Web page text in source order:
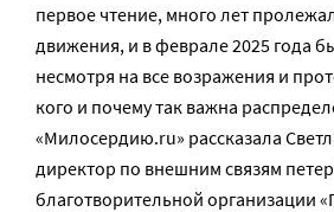
первое чтение, много лет
движения, и в феврале 2025 года
несмотря на все возражения и
кого и почему так важна
«Милосердию.ru» рассказала
директор по внешним связям
благотворительной организации